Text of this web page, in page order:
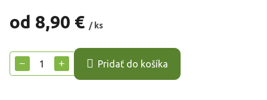
od 8,90 € / ks
cena:
+
− Pridať do košíka